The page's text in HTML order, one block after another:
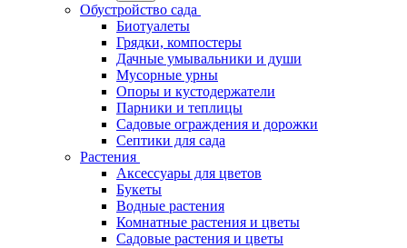
Обустройство сада
Биотуалеты
Грядки, компостеры
Дачные умывальники и души
Мусорные урны
Опоры и кустодержатели
Парники и теплицы
Садовые ограждения и дорожки
Септики для сада
Растения
Аксессуары для цветов
Букеты
Водные растения
Комнатные растения и цветы
Садовые растения и цветы